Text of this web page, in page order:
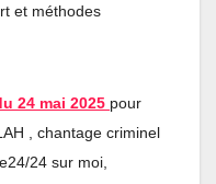
et méthodes
24 mai 2025 pour
, chantage criminel
24 sur moi,